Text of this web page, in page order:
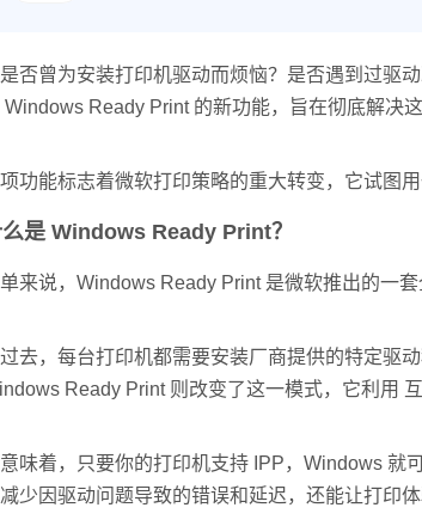
否曾为安装打印机驱动而烦恼？是否遇到过驱
Windows Ready Print 的新功能，旨在彻底解决
功能标志着微软打印策略的重大转变，它试图
是 Windows Ready Print？
来说，Windows Ready Print 是微软推出的一套
去，每台打印机都需要安装厂商提供的特定驱
Ready Print 则改变了这一模式，它利用
味着，只要你的打印机支持 IPP，Windows 就
少因驱动问题导致的错误和延迟，还能让打印体